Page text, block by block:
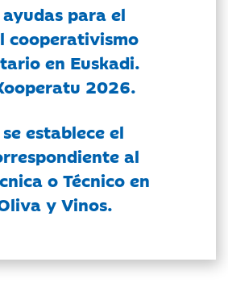
ayudas para el
cooperativismo
en Euskadi.
2026.
establece el
al
o Técnico en
y Vinos.